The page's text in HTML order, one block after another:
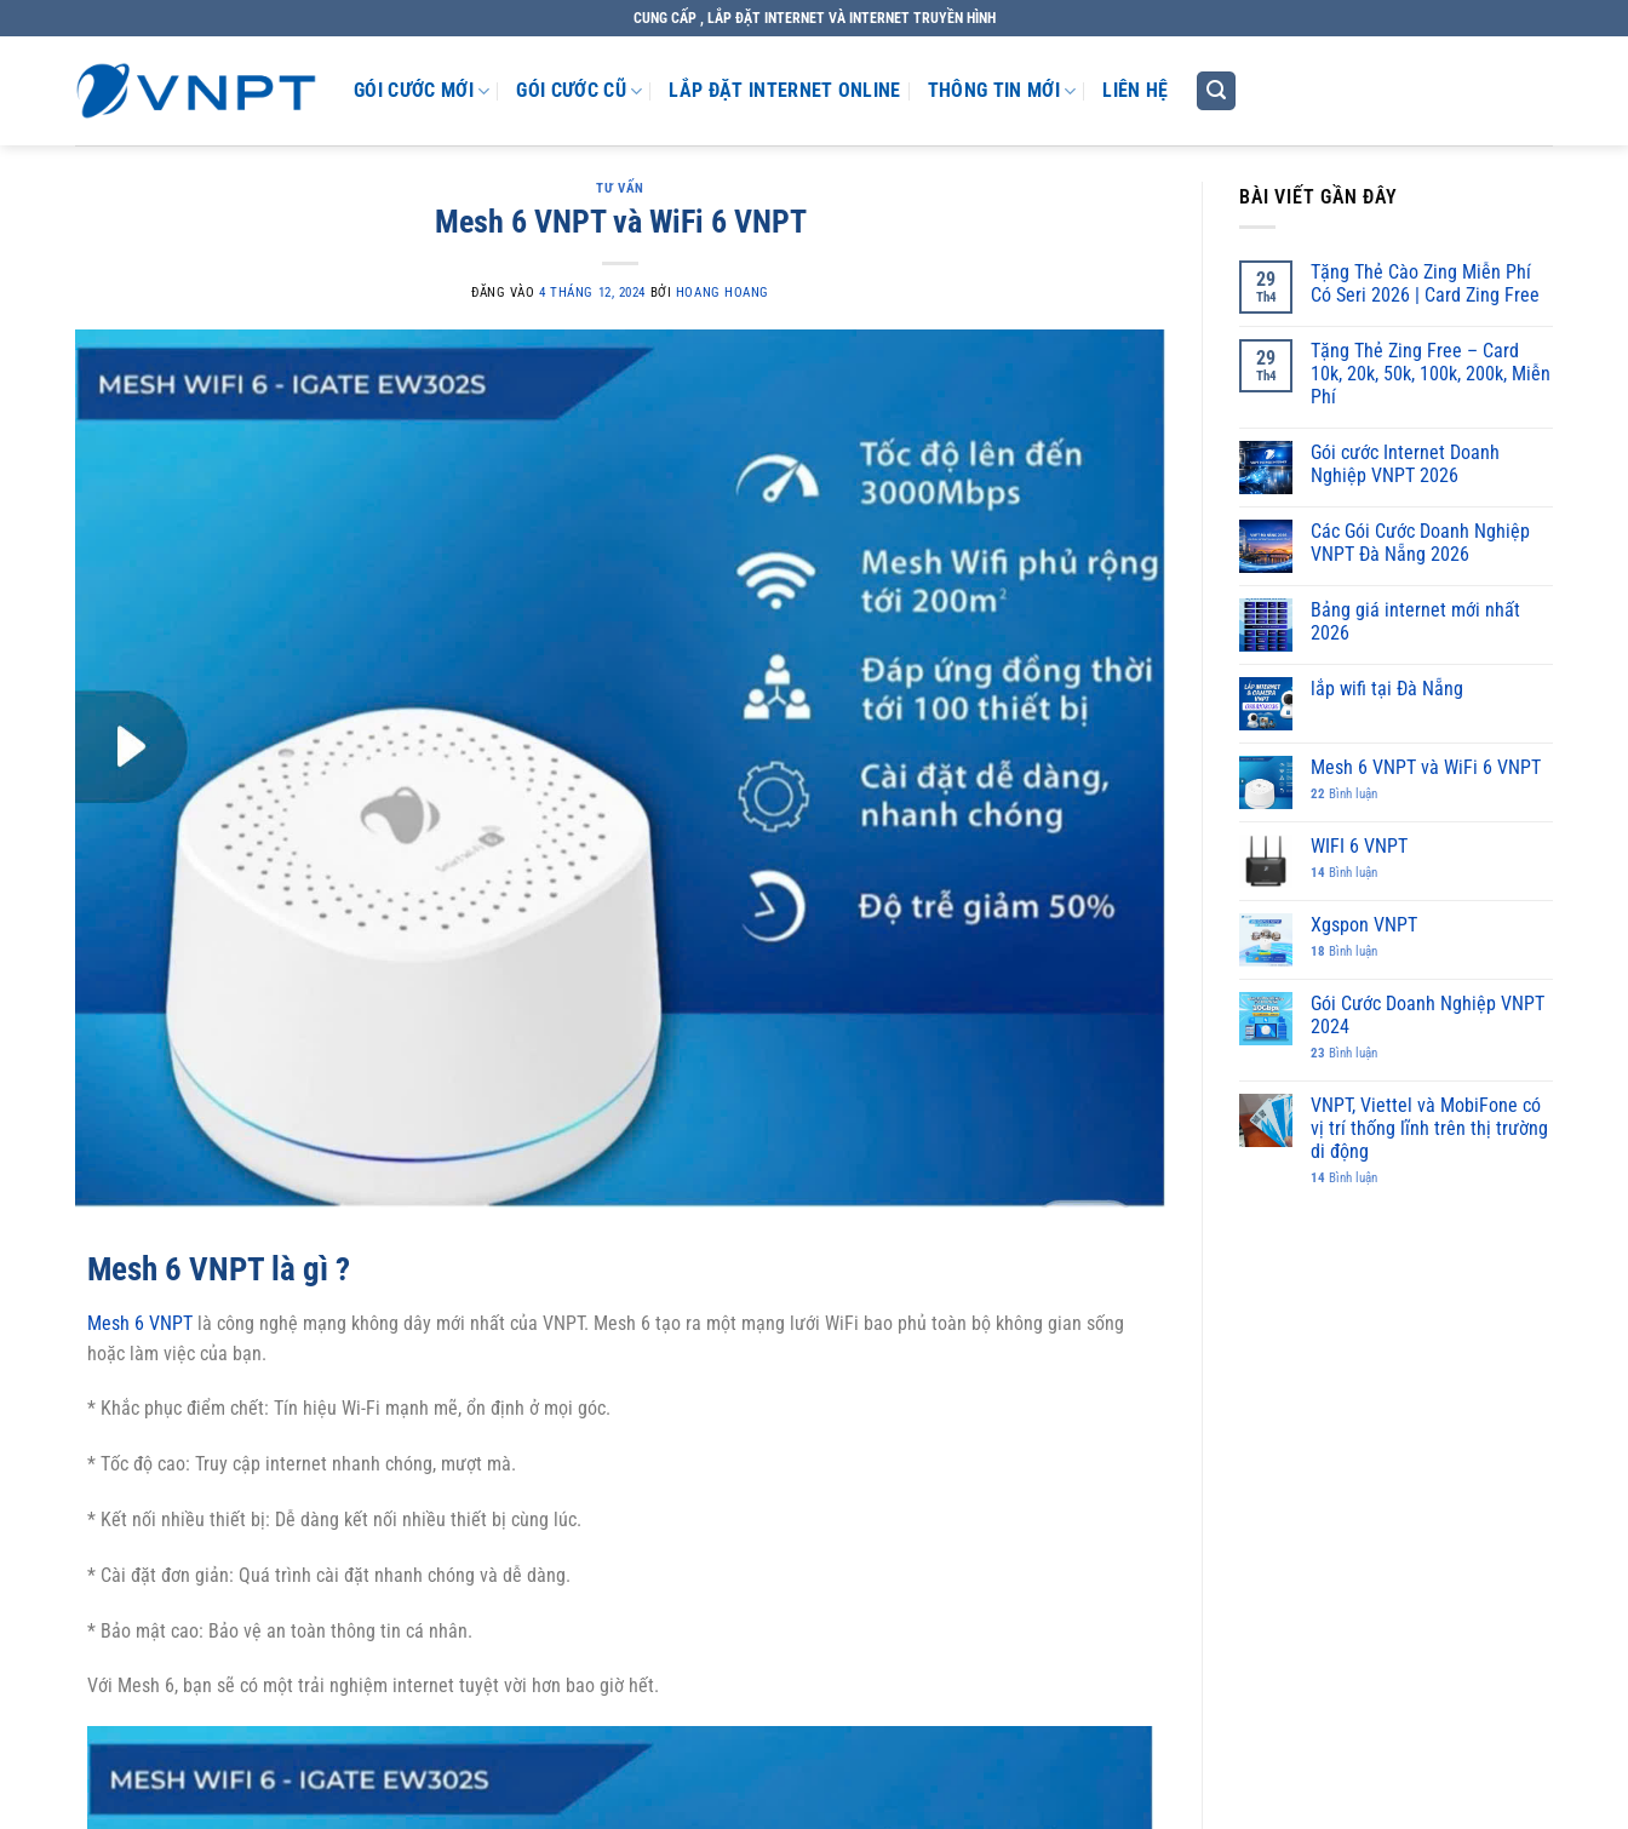
CUNG CẤP , LẮP ĐẶT INTERNET VÀ INTERNET TRUYỀN HÌNH
GÓI CƯỚC MỚI GÓI CƯỚC CŨ LẮP ĐẶT INTERNET ONLINE THÔNG TIN MỚI LIÊN HỆ
TƯ VẤN
Mesh 6 VNPT và WiFi 6 VNPT
ĐĂNG VÀO4 THÁNG 12, 2024 BỞI HOANG HOANG
Mesh 6 VNPT là gì ?
Mesh 6 VNPT là công nghệ mạng không dây mới nhất của VNPT. Mesh 6 tạo ra một mạng lưới WiFi bao phủ toàn bộ không gian sống
hoặc làm việc của bạn.
* Khắc phục điểm chết: Tín hiệu Wi-Fi mạnh mẽ, ổn định ở mọi góc.
* Tốc độ cao: Truy cập internet nhanh chóng, mượt mà.
* Kết nối nhiều thiết bị: Dễ dàng kết nối nhiều thiết bị cùng lúc.
* Cài đặt đơn giản: Quá trình cài đặt nhanh chóng và dễ dàng.
* Bảo mật cao: Bảo vệ an toàn thông tin cá nhân.
Với Mesh 6, bạn sẽ có một trải nghiệm internet tuyệt vời hơn bao giờ hết.
BÀI VIẾT GẦN ĐÂY
29
Th4
Tặng Thẻ Cào Zing Miễn Phí
Có Seri 2026 | Card Zing Free
29
Th4
Tặng Thẻ Zing Free – Card
10k, 20k, 50k, 100k, 200k, Miễn
Phí
Gói cước Internet Doanh
Nghiệp VNPT 2026
Các Gói Cước Doanh Nghiệp
VNPT Đà Nẵng 2026
Bảng giá internet mới nhất
2026
lắp wifi tại Đà Nẵng
Mesh 6 VNPT và WiFi 6 VNPT
22 Bình luận
WIFI 6 VNPT
14 Bình luận
Xgspon VNPT
18 Bình luận
Gói Cước Doanh Nghiệp VNPT
2024
23 Bình luận
VNPT, Viettel và MobiFone có
vị trí thống lĩnh trên thị trường
di động
14 Bình luận